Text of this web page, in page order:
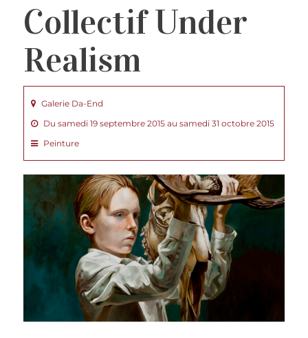
Collectif Under
Realism
Galerie Da-End
Du samedi 19 septembre 2015 au samedi 31 octobre 2015
Peinture